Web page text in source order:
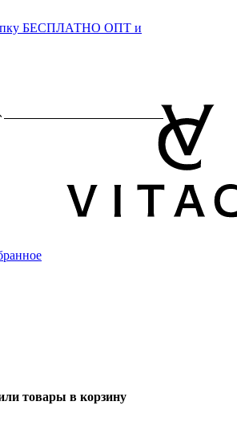
БЕСПЛАТНО ОПТ и
товары в корзину